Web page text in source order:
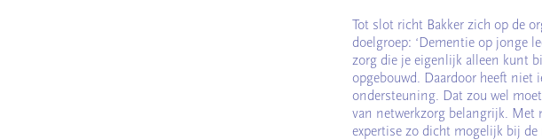
Tot slot richt Bakker zich op de
doelgroep: ‘Dementie op jonge
zorg die je eigenlijk alleen kunt
opgebouwd. Daardoor heeft niet
ondersteuning. Dat zou wel
van netwerkzorg belangrijk. Met
expertise zo dicht mogelijk bij de